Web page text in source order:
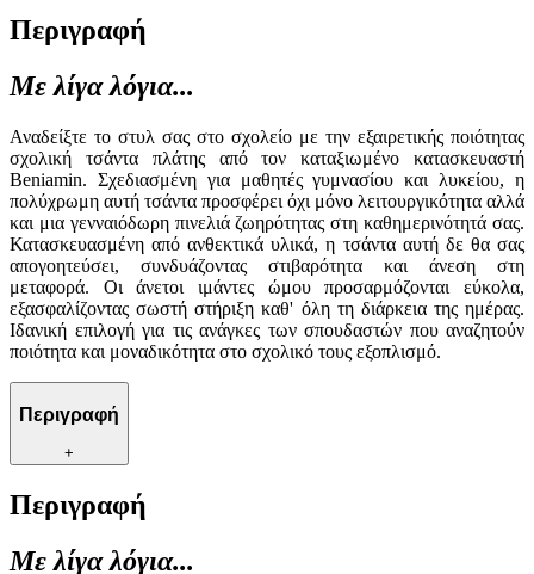
Περιγραφή
Με λίγα λόγια...
Αναδείξτε το στυλ σας στο σχολείο με την εξαιρετικής ποιότητας
σχολική τσάντα πλάτης από τον καταξιωμένο κατασκευαστή
Beniamin. Σχεδιασμένη για μαθητές γυμνασίου και λυκείου, η
πολύχρωμη αυτή τσάντα προσφέρει όχι μόνο λειτουργικότητα αλλά
και μια γενναιόδωρη πινελιά ζωηρότητας στη καθημερινότητά σας.
Κατασκευασμένη από ανθεκτικά υλικά, η τσάντα αυτή δε θα σας
απογοητεύσει, συνδυάζοντας στιβαρότητα και άνεση στη
μεταφορά. Οι άνετοι ιμάντες ώμου προσαρμόζονται εύκολα,
εξασφαλίζοντας σωστή στήριξη καθ' όλη τη διάρκεια της ημέρας.
Ιδανική επιλογή για τις ανάγκες των σπουδαστών που αναζητούν
ποιότητα και μοναδικότητα στο σχολικό τους εξοπλισμό.
Περιγραφή
+
Περιγραφή
Με λίγα λόγια...